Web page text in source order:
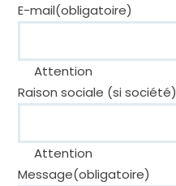
E-mail(obligatoire)
Attention
Raison sociale (si société)
Attention
Message(obligatoire)